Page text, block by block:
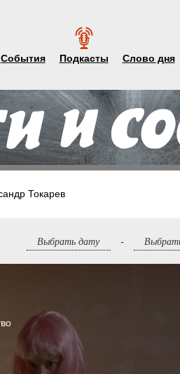
События Подкасты Слово дня
Токарев
-